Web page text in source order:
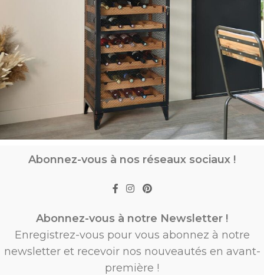
Abonnez-vous à nos réseaux sociaux !
Abonnez-vous à notre Newsletter !
Enregistrez-vous pour vous abonnez à notre
newsletter et recevoir nos nouveautés en avant-
première !